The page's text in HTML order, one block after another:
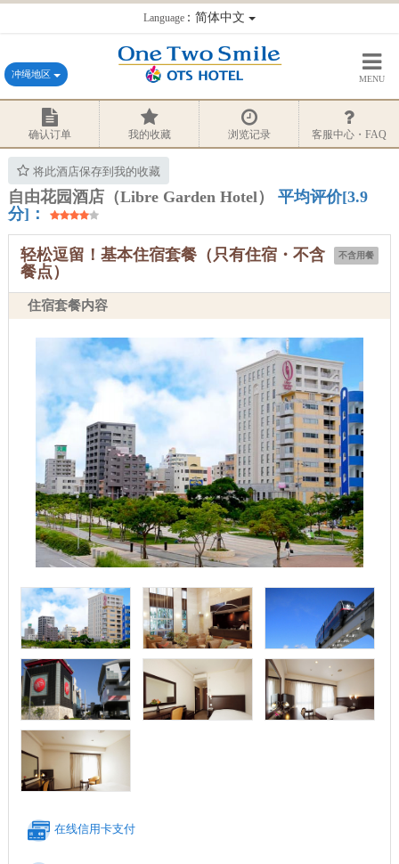
Language：简体中文
冲绳地区 MENU
确认订单 我的收藏 浏览记录 客服中心・FAQ
将此酒店保存到我的收藏
自由花园酒店（Libre Garden Hotel） 平均评价[3.9
分]：
不含用餐
轻松逗留！基本住宿套餐（只有住宿・不含
餐点）
住宿套餐内容
在线信用卡支付